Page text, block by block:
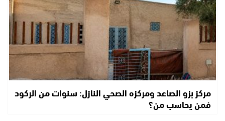
مركز بزو الصاعد ومركزه الصحي النازل: سنوات من الركود
فمن يحاسب من؟